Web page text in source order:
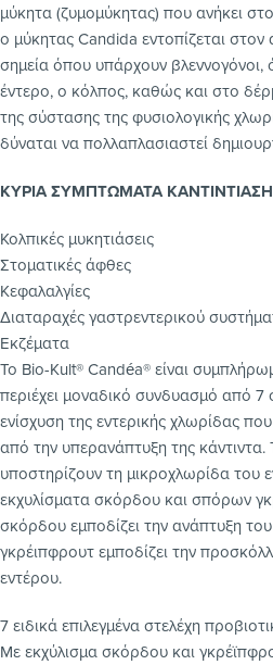
μύκητα (ζυμομύκητας) που ανήκει
ο μύκητας Candida εντοπίζεται
σημεία όπου υπάρχουν
έντερο, ο κόλπος, καθώς και στο
της σύστασης της φυσιολογικής
δύναται να πολλαπλασιαστεί
ΚΥΡΙΑ ΣΥΜΠΤΩΜΑΤΑ
Κολπικές μυκητιάσεις
Στοματικές άφθες
Κεφαλαλγίες
Διαταραχές γαστρεντερικού
Εκζέματα
Το Bio-Kult® Candéa® είναι
περιέχει μοναδικό συνδυασμό από 7
ενίσχυση της εντερικής χλωρίδας
από την υπερανάπτυξη της
υποστηρίζουν τη μικροχλωρίδα του
εκχυλίσματα σκόρδου και σπόρων
σκόρδου εμποδίζει την ανάπτυξη
γκρέιπφρουτ εμποδίζει την
εντέρου.
7 ειδικά επιλεγμένα στελέχη
Με εκχύλισμα σκόρδου και